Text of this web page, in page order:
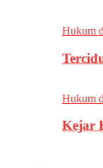
Hukum
Hukum
Kejar